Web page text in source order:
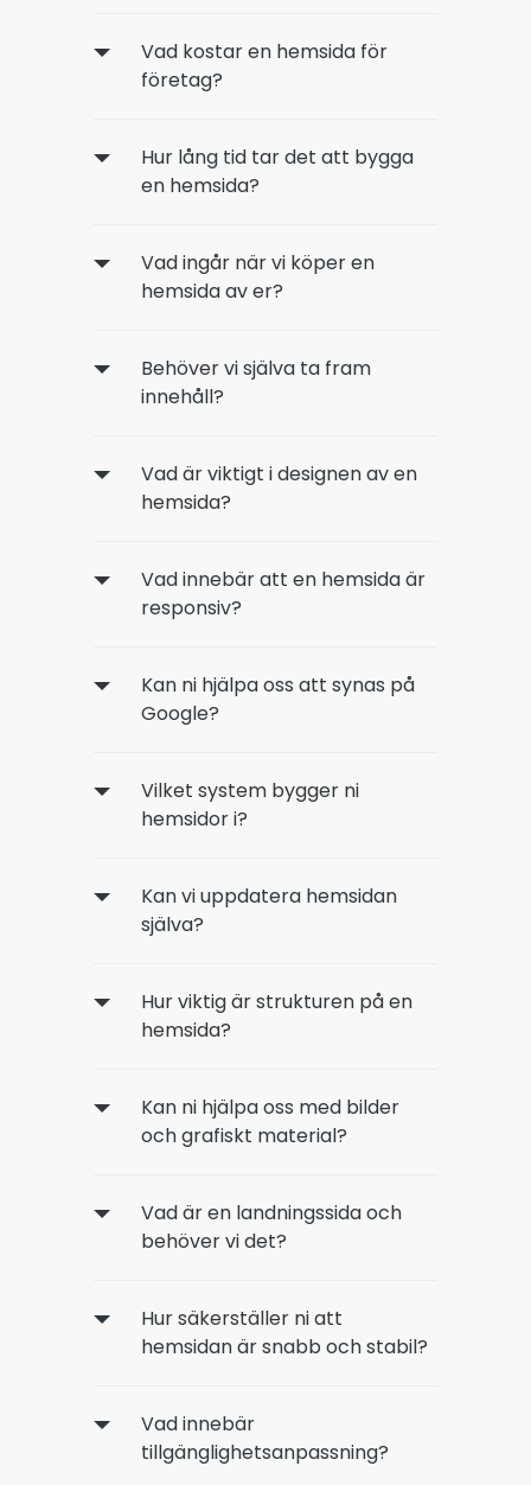
Vad kostar en hemsida för
företag?
Hur lång tid tar det att bygga
en hemsida?
Vad ingår när vi köper en
hemsida av er?
Behöver vi själva ta fram
innehåll?
Vad är viktigt i designen av en
hemsida?
Vad innebär att en hemsida är
responsiv?
Kan ni hjälpa oss att synas på
Google?
Vilket system bygger ni
hemsidor i?
Kan vi uppdatera hemsidan
själva?
Hur viktig är strukturen på en
hemsida?
Kan ni hjälpa oss med bilder
och grafiskt material?
Vad är en landningssida och
behöver vi det?
Hur säkerställer ni att
hemsidan är snabb och stabil?
Vad innebär
tillgänglighetsanpassning?